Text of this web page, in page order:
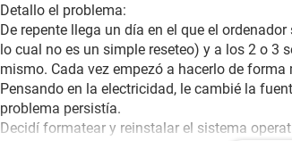
Detallo el problema:
De repente llega un día en el que el
lo cual no es un simple reseteo) y a los 2 o 3
mismo. Cada vez empezó a hacerlo de
Pensando en la electricidad, le cambié la
problema persistía.
Decidí formatear y reinstalar el sistema